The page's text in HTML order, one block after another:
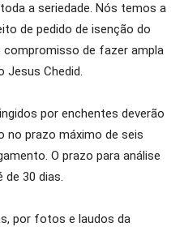
a seriedade. Nós temos a
de pedido de isenção do
de fazer ampla
Jesus Chedid.
por enchentes deverão
no prazo máximo de seis
O prazo para análise
de 30 dias.
por fotos e laudos da